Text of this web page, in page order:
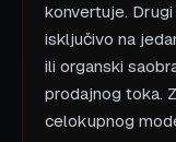
konvertuje.
isključivo na
ili organski
prodajnog toka.
celokupnog